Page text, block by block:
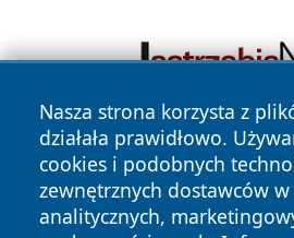
Nasza strona korzysta z
działała prawidłowo.
cookies i podobnych
zewnętrznych dostawców w
analitycznych,